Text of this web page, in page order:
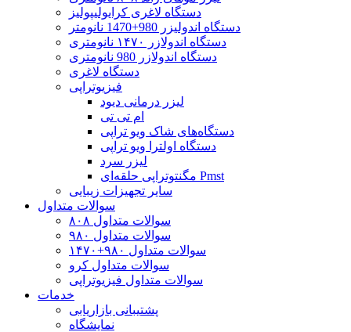
دستگاه لاغری کرایولیپولیز
دستگاه اندولیزر 980+1470 نانومتر
دستگاه اندولازر ۱۴۷۰ نانومتری
دستگاه اندولازر 980 نانومتری
دستگاه لاغری
فیزیوتراپی
لیزر درمانی دیود
ام تی تی
دستگاه‌های شاک ویو تراپی
دستگاه اولترا ویو تراپی
لیزر سرد
مگنتوتراپی حلقه‌ای Pmst
سایر تجهیزات زیبایی
سوالات متداول
سوالات متداول ۸۰۸
سوالات متداول ۹۸۰
سوالات متداول ۹۸۰+۱۴۷۰
سوالات متداول کرو
سوالات متداول فیزیوتراپی
خدمات
پشتیبانی بازاریابی
نمایشگاه